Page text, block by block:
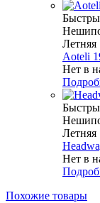
Летняя
Aoteli
Нет в
Летняя
Нет в
Похожие товары